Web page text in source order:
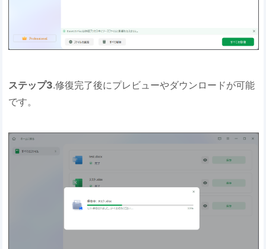
ステップ3.修復完了後にプレビューやダウンロードが可能
です。